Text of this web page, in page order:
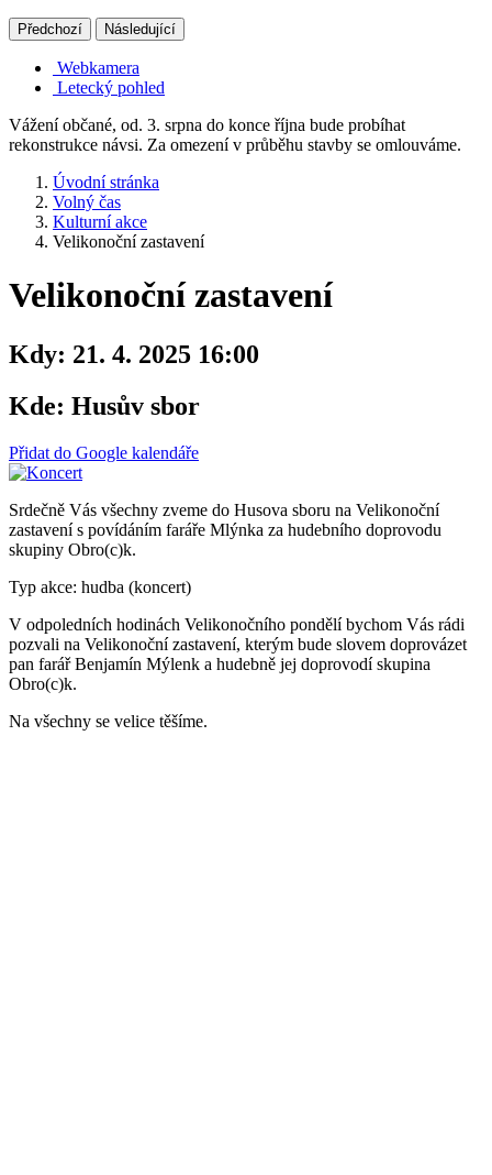
Předchozí Následující
Webkamera
Letecký pohled
Vážení občané, od. 3. srpna do konce října bude probíhat
rekonstrukce návsi. Za omezení v průběhu stavby se omlouváme.
Úvodní stránka
Volný čas
Kulturní akce
Velikonoční zastavení
Velikonoční zastavení
Kdy: 21. 4. 2025 16:00
Kde: Husův sbor
Přidat do Google kalendáře
Srdečně Vás všechny zveme do Husova sboru na Velikonoční
zastavení s povídáním faráře Mlýnka za hudebního doprovodu
skupiny Obro(c)k.
Typ akce: hudba (koncert)
V odpoledních hodinách Velikonočního pondělí bychom Vás rádi
pozvali na Velikonoční zastavení, kterým bude slovem doprovázet
pan farář Benjamín Mýlenk a hudebně jej doprovodí skupina
Obro(c)k.
Na všechny se velice těšíme.